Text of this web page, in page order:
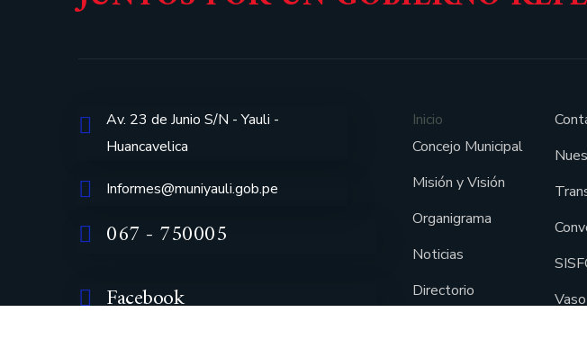
Av. 23 de Junio S/N - Yauli -
Huancavelica
Informes@muniyauli.gob.pe
067 - 750005
Facebook
Inicio
Concejo Municipal
Misión y Visión
Organigrama
Noticias
Directorio